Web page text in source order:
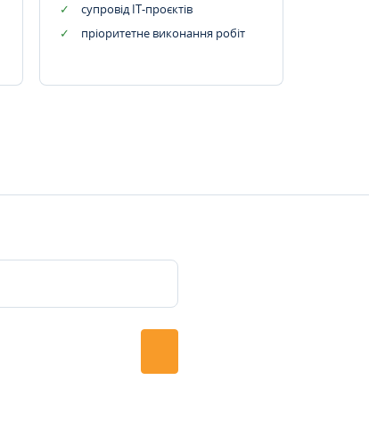
супровід ІТ-проєктів
пріоритетне виконання робіт